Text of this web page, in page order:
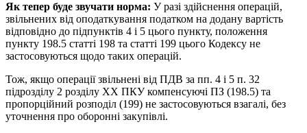
Як тепер буде звучати норма: У разі здійснення операцій,
звільнених від оподаткування податком на додану вартість
відповідно до підпунктів 4 і 5 цього пункту, положення
пункту 198.5 статті 198 та статті 199 цього Кодексу не
застосовуються щодо таких операцій.
Тож, якщо операції звільнені від ПДВ за пп. 4 і 5 п. 32
підрозділу 2 розділу ХХ ПКУ компенсуючі ПЗ (198.5) та
пропорційний розподіл (199) не застосовуються взагалі, без
уточнення про оборонні закупівлі.